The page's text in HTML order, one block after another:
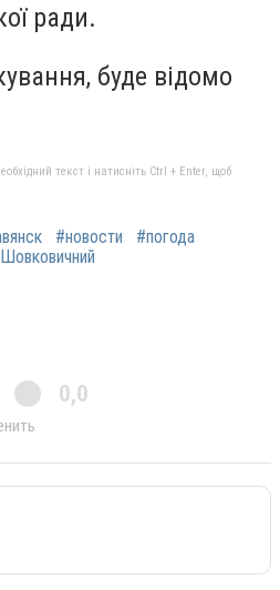
ради.
буде відомо
текст і натисніть Ctrl + Enter, щоб
#новости
#погода
0,0